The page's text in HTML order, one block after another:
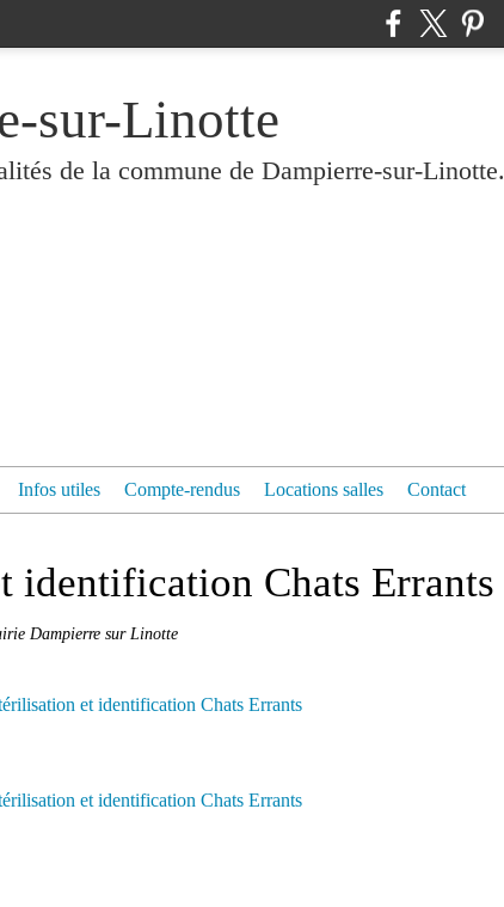
sur-Linotte
de la commune de Dampierre-sur-Linotte.
Infos utiles Compte-rendus Locations salles Contact
identification Chats Errants
Dampierre sur Linotte